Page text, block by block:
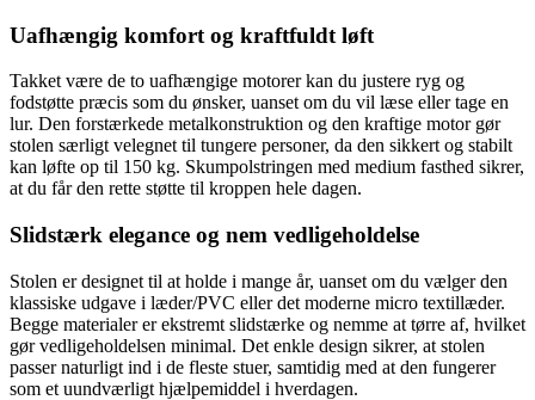
Uafhængig komfort og kraftfuldt løft
Takket være de to uafhængige motorer kan du justere ryg og
fodstøtte præcis som du ønsker, uanset om du vil læse eller tage en
lur. Den forstærkede metalkonstruktion og den kraftige motor gør
stolen særligt velegnet til tungere personer, da den sikkert og stabilt
kan løfte op til 150 kg. Skumpolstringen med medium fasthed sikrer,
at du får den rette støtte til kroppen hele dagen.
Slidstærk elegance og nem vedligeholdelse
Stolen er designet til at holde i mange år, uanset om du vælger den
klassiske udgave i læder/PVC eller det moderne micro textillæder.
Begge materialer er ekstremt slidstærke og nemme at tørre af, hvilket
gør vedligeholdelsen minimal. Det enkle design sikrer, at stolen
passer naturligt ind i de fleste stuer, samtidig med at den fungerer
som et uundværligt hjælpemiddel i hverdagen.